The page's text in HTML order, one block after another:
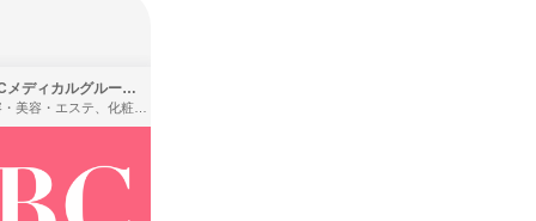
SBCメディカルグループ株式会社
理容・美容・エステ、化粧品・理美容用品小売、医療・病院